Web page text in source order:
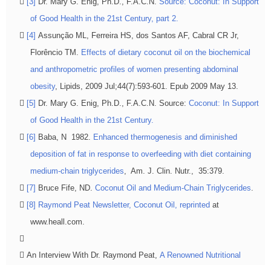
of Good Health in the 21st Century, part 2.
[4] Assunção ML, Ferreira HS, dos Santos AF, Cabral CR Jr,
Florêncio TM.
Effects of dietary coconut oil on the biochemical
and anthropometric profiles of women presenting abdominal
obesity, Lipids, 2009 Jul;44(7):593-601. Epub 2009 May 13.
[5] Dr. Mary G. Enig, Ph.D., F.A.C.N. Source: Coconut: In Support
of Good Health in the 21st Century.
[6] Baba, N 1982.
Enhanced thermogenesis and diminished
deposition of fat in response to overfeeding with diet containing
medium-chain triglycerides , Am. J. Clin. Nutr., 35:379.
[7] Bruce Fife, ND. Coconut Oil and Medium-Chain Triglycerides
[8] Raymond Peat Newsletter, Coconut Oil, reprinted at
www.heall.com.
An Interview With Dr. Raymond Peat, A Renowned Nutritional